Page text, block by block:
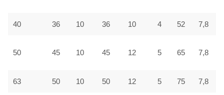
40 36 10 36 10 4 52 7,8
50 45 10 45 12 5 65 7,8
63 50 10 50 12 5 75 7,8